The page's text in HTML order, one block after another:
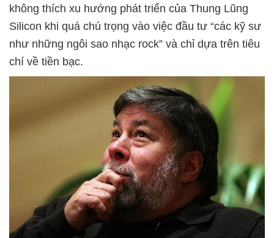
không thích xu hướng phát triển của Thung Lũng
Silicon khi quá chú trọng vào việc đầu tư “các kỹ sư
như những ngôi sao nhạc rock” và chỉ dựa trên tiêu
chí về tiền bạc.